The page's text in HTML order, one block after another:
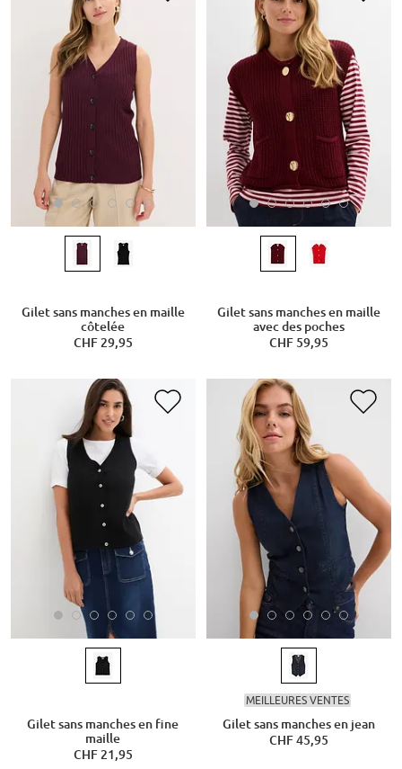
Gilet sans manches en maille
côtelée
CHF 29,95
Gilet sans manches en maille
avec des poches
CHF 59,95
Gilet sans manches en fine
maille
CHF 21,95
MEILLEURES VENTES
Gilet sans manches en jean
CHF 45,95